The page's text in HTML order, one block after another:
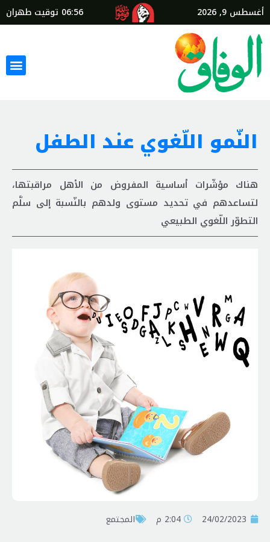
أغسطس 9, 2026 06:56 توقيت طهران
النّمو اللّغوي عند الطفل
هناك مؤشّرات أساسية المفروض من الأهل مراقبتها،
لتساعدهم في تحديد مستوى ولدهم بالنّسبة إلى سلَّم
التطوّر اللّغوي الطبيعي
24/02/2023 2:04 م المجتمع